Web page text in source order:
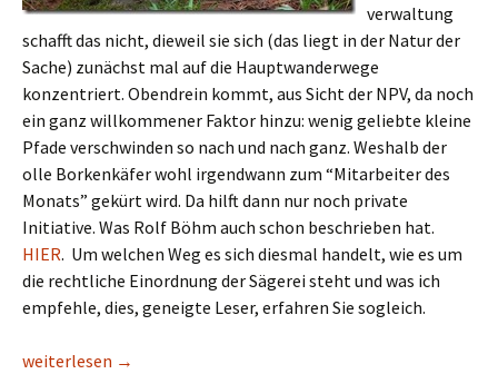
verwaltung
schafft das nicht, dieweil sie sich (das liegt in der Natur der
Sache) zunächst mal auf die Hauptwanderwege
konzentriert. Obendrein kommt, aus Sicht der NPV, da noch
ein ganz willkommener Faktor hinzu: wenig geliebte kleine
Pfade verschwinden so nach und nach ganz. Weshalb der
olle Borkenkäfer wohl irgendwann zum “Mitarbeiter des
Monats” gekürt wird. Da hilft dann nur noch private
Initiative. Was Rolf Böhm auch schon beschrieben hat.
HIER. Um welchen Weg es sich diesmal handelt, wie es um
die rechtliche Einordnung der Sägerei steht und was ich
empfehle, dies, geneigte Leser, erfahren Sie sogleich.
Heinzelmännchen
weiterlesen →